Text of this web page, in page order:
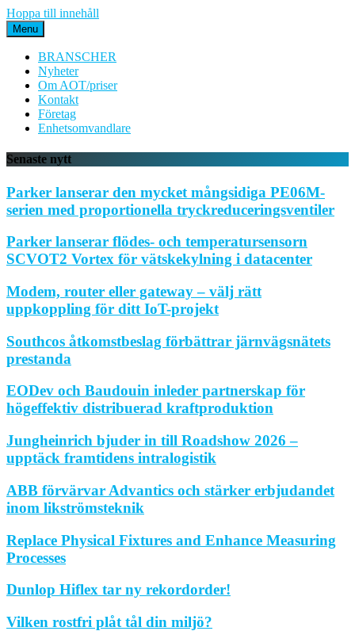
Hoppa till innehåll
Menu
BRANSCHER
Nyheter
Om AOT/priser
Kontakt
Företag
Enhetsomvandlare
Senaste nytt
Parker lanserar den mycket mångsidiga PE06M-
serien med proportionella tryckreduceringsventiler
Parker lanserar flödes- och temperatursensorn
SCVOT2 Vortex för vätskekylning i datacenter
Modem, router eller gateway – välj rätt
uppkoppling för ditt IoT-projekt
Southcos åtkomstbeslag förbättrar järnvägsnätets
prestanda
EODev och Baudouin inleder partnerskap för
högeffektiv distribuerad kraftproduktion
Jungheinrich bjuder in till Roadshow 2026 –
upptäck framtidens intralogistik
ABB förvärvar Advantics och stärker erbjudandet
inom likströmsteknik
Replace Physical Fixtures and Enhance Measuring
Processes
Dunlop Hiflex tar ny rekordorder!
Vilken rostfri plåt tål din miljö?